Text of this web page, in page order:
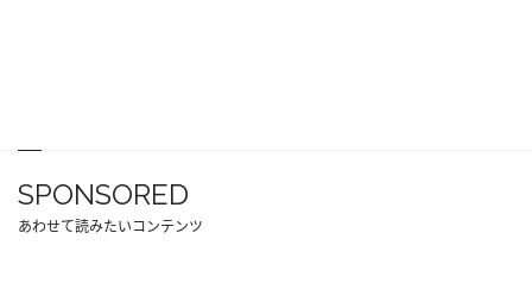
SPONSORED
あわせて読みたいコンテンツ